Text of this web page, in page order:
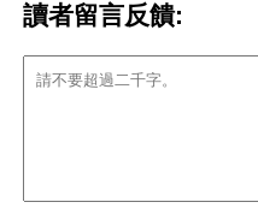
讀者留言反饋: